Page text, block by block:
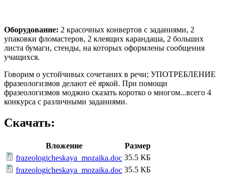
Оборудование: 2 красочных конвертов с заданиями, 2
упаковки фломастеров, 2 клеящих карандаша, 2 больших
листа бумаги, стенды, на которых оформлены сообщения
учащихся.
Говорим о устойчивых сочетаних в речи; УПОТРЕБЛЕНИЕ
фразеологизмов делают её яркой. При помощи
фразеологизмов моджно сказать коротко о многом...всего 4
конкурса с различными заданиями.
Скачать:
Вложение
Размер
frazeologicheskaya_mozaika.doc 35.5 КБ
frazeologicheskaya_mozaika.doc 35.5 КБ